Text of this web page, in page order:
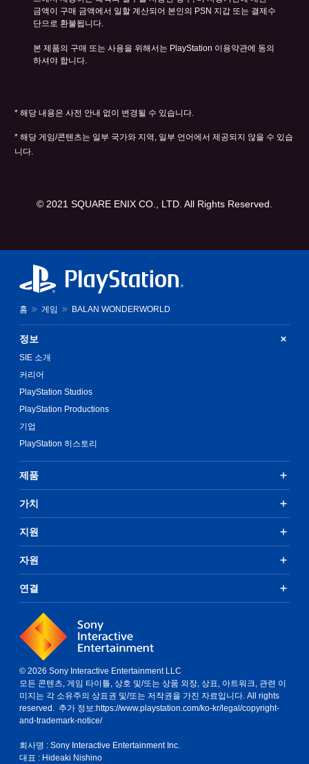
금액이 구매 금액에서 일할 계산되어 본인의 PSN 지갑 또는 결제수
단으로 환불됩니다.
본 제품의 구매 또는 사용을 위해서는 PlayStation 이용약관에 동의
하셔야 합니다.
* 해당 내용은 사전 안내 없이 변경될 수 있습니다.
* 해당 게임/콘텐츠는 일부 국가와 지역, 일부 언어에서 제공되지 않을 수 있습
니다.
© 2021 SQUARE ENIX CO., LTD. All Rights Reserved.
홈 게임 BALAN WONDERWORLD
정보
SIE 소개
커리어
PlayStation Studios
PlayStation Productions
기업
PlayStation 히스토리
제품
가치
지원
자원
연결
© 2026 Sony Interactive Entertainment LLC
모든 콘텐츠, 게임 타이틀, 상호 및/또는 상품 외장, 상표, 아트워크, 관련 이
미지는 각 소유주의 상표권 및/또는 저작권을 가진 자료입니다. All rights
reserved. 추가 정보:https://www.playstation.com/ko-kr/legal/copyright-
and-trademark-notice/
회사명 : Sony Interactive Entertainment Inc.
대표 : Hideaki Nishino